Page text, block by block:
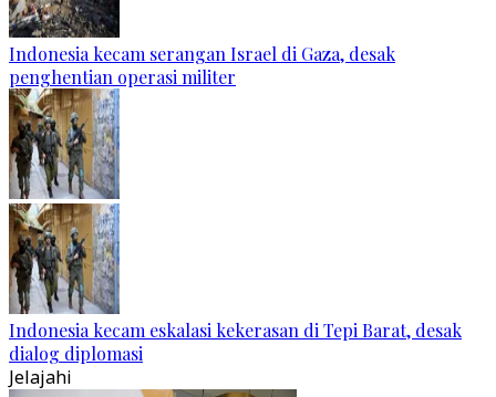
Indonesia kecam serangan Israel di Gaza, desak
penghentian operasi militer
Indonesia kecam eskalasi kekerasan di Tepi Barat, desak
dialog diplomasi
Jelajahi